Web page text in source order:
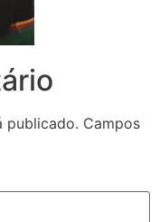
publicado. Campos